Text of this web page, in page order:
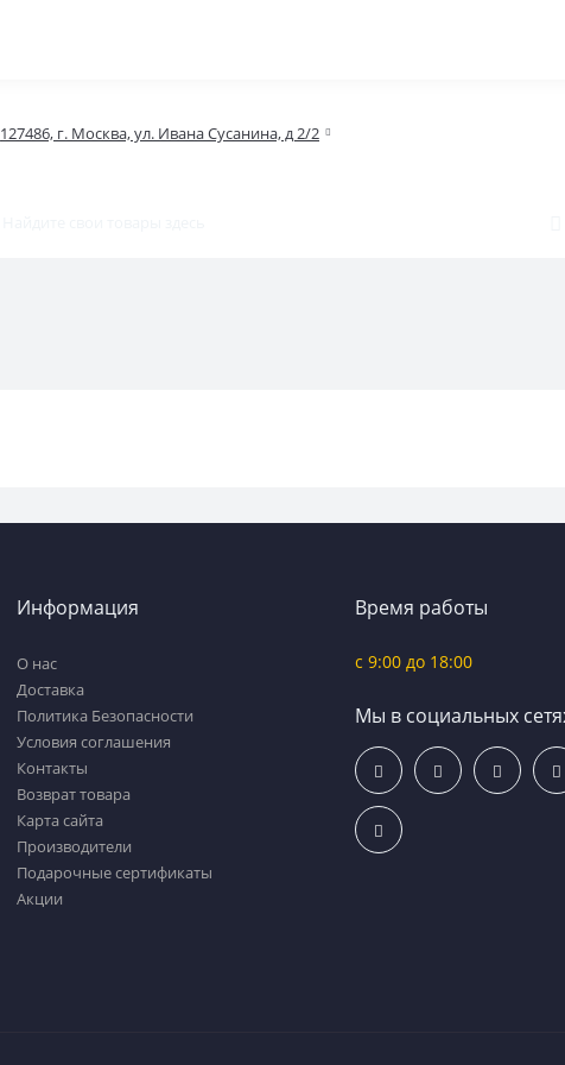
127486, г. Москва, ул. Ивана Сусанина, д 2/2
Информация
О нас
Доставка
Политика Безопасности
Условия соглашения
Контакты
Возврат товара
Карта сайта
Производители
Подарочные сертификаты
Акции
Время работы
c 9:00 до 18:00
Мы в социальных